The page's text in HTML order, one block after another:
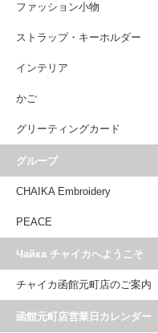
ファッション小物
ストラップ・キーホルダー
インテリア
かご
グリーティングカード
グループ
CHAIKA Embroidery
PEACE
Чайка チャイカへようこそ
チャイカ函館元町店のご案内
函館元町店営業日カレンダー